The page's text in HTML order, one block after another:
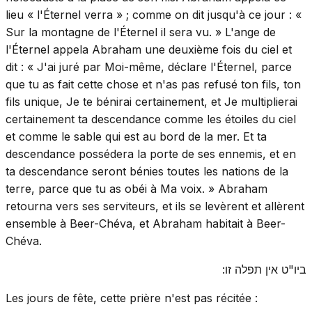
lieu « l'Éternel verra » ; comme on dit jusqu'à ce jour : «
Sur la montagne de l'Éternel il sera vu. » L'ange de
l'Éternel appela Abraham une deuxième fois du ciel et
dit : « J'ai juré par Moi-même, déclare l'Éternel, parce
que tu as fait cette chose et n'as pas refusé ton fils, ton
fils unique, Je te bénirai certainement, et Je multiplierai
certainement ta descendance comme les étoiles du ciel
et comme le sable qui est au bord de la mer. Et ta
descendance possédera la porte de ses ennemis, et en
ta descendance seront bénies toutes les nations de la
terre, parce que tu as obéi à Ma voix. » Abraham
retourna vers ses serviteurs, et ils se levèrent et allèrent
ensemble à Beer-Chéva, et Abraham habitait à Beer-
Chéva.
ביו"ט אין תפלה זו:
Les jours de fête, cette prière n'est pas récitée :